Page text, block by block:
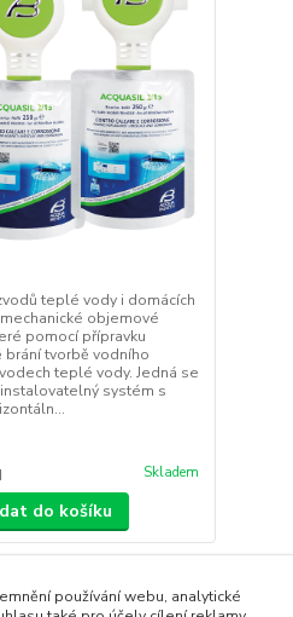
teplé vody i domácích
objemové
pomocí přípravku
brání tvorbě vodního
teplé vody. Jedná se
systém s
Skladem
do košíku
z 1
používání webu, analytické